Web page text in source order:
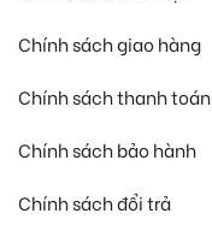
Chính sách giao hàng
Chính sách thanh toán
Chính sách bảo hành
Chính sách đổi trả